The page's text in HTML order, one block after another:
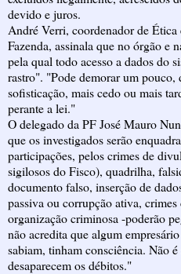
devido e juros.
André Verri, coordenador de
Fazenda, assinala que no órgão e
pela qual todo acesso a dados do
rastro". "Pode demorar um pouco,
sofisticação, mais cedo ou mais
perante a lei."
O delegado da PF José Mauro
que os investigados serão
participações, pelos crimes de
sigilosos do Fisco), quadrilha,
documento falso, inserção de
passiva ou corrupção ativa,
organização criminosa -poderão
não acredita que algum
sabiam, tinham consciência. Não
desaparecem os débitos."